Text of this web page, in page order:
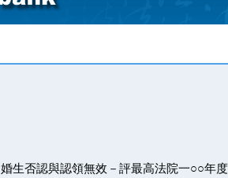
婚生否認與認領無效－評最高法院一○○年